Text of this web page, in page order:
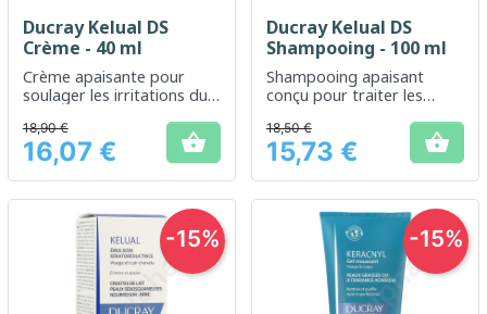
Ducray Kelual DS
Crème - 40 ml
Crème apaisante pour
soulager les irritations du
Prix
18,90 €
16,07 € 
Ducray Kelual DS
Shampooing - 100 ml
Shampooing apaisant
conçu pour traiter les
soulager les
démangeaisons.
Prix
18,50 €
15,73 € 
-15% -15%